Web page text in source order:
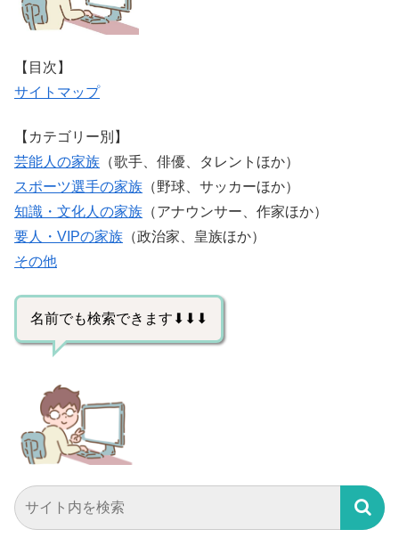
【目次】
サイトマップ
【カテゴリー別】
芸能人の家族 （歌手、俳優、タレントほか）
スポーツ選手の家族 （野球、サッカーほか）
知識・文化人の家族 （アナウンサー、作家ほか）
要人・VIPの家族 （政治家、皇族ほか）
その他
名前でも検索できます⬇⬇⬇